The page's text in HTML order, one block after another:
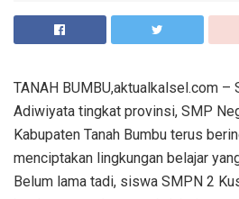
TANAH BUMBU,aktualkalsel.com –
Adiwiyata tingkat provinsi, SMP
Kabupaten Tanah Bumbu terus
menciptakan lingkungan belajar
Belum lama tadi, siswa SMPN 2